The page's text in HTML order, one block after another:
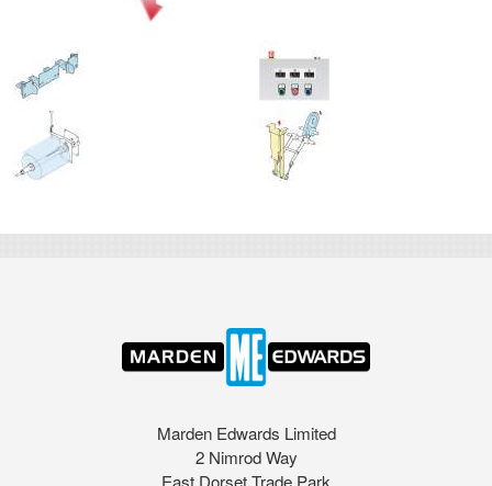
Marden Edwards Limited
2 Nimrod Way
East Dorset Trade Park